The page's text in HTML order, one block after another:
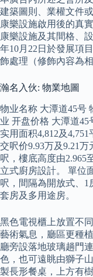
建築圖則、業權文件
康樂設施啟用後的真
康樂設施及其間格、
年10月22日於發展項
飾處理（修飾內容為
瀚名入伙: 物業地圖
物业名称 大潭道45号
业 开盘价格 大潭道45
实用面积4,812及
交呎价9.93万及9.21
呎，樓底高度由2.965
立式廚房設計。 單位
呎，間隔為開放式、1
套房及多用途房。
黑色電視櫃上放置不
藝術氣息，廳區更種
廳旁設落地玻璃趟門
色，也可遠眺由獅子
製長形餐桌，上方有